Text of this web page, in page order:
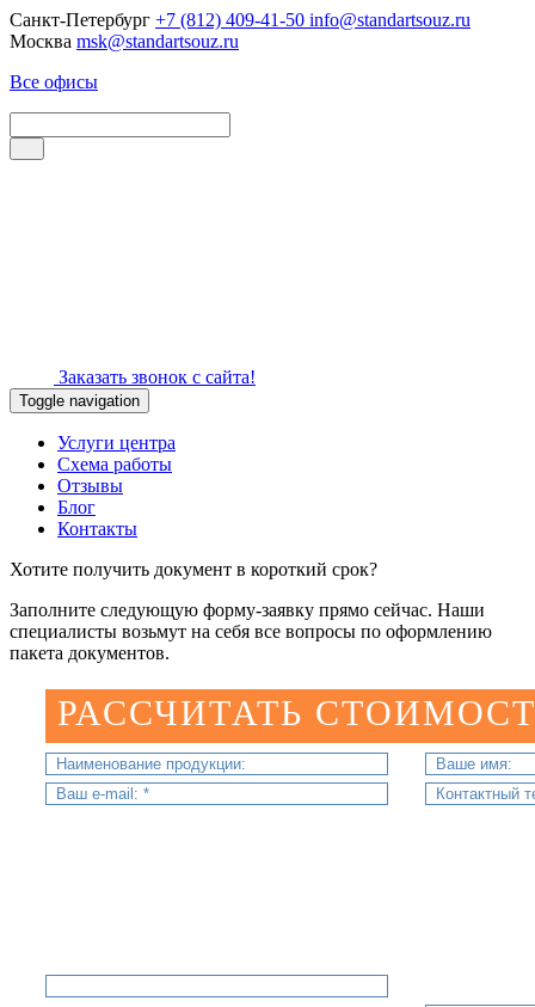
Санкт-Петербург +7 (812) 409-41-50 info@standartsouz.ru
Москва msk@standartsouz.ru
Все офисы
Заказать звонок с сайта!
Toggle navigation
Услуги центра
Схема работы
Отзывы
Блог
Контакты
Хотите получить документ в короткий срок?
Заполните следующую форму-заявку прямо сейчас. Наши
специалисты возьмут на себя все вопросы по оформлению
пакета документов.
РАССЧИТАТЬ